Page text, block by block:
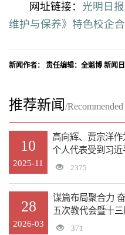
网址链接： 光明日
维护与保养》特色校企
新闻作者： 责任编辑：全魁博 新闻日
推荐新闻 /
10
2025-11
高向辉、贾宗洋
个人代表受到习
2375
28
2026-03
谋篇布局聚合力
五次教代会暨十
371